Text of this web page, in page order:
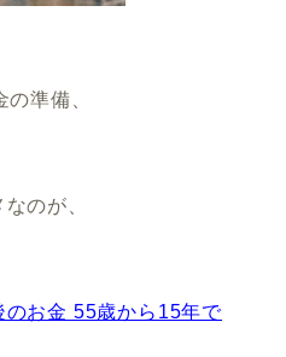
準備、
のが、
のお金 55歳から15年で